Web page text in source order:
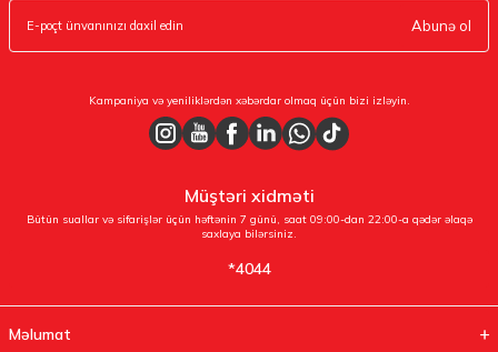
Abunə ol
Kampaniya və yeniliklərdən xəbərdar olmaq üçün bizi izləyin.
Müştəri xidməti
Bütün suallar və sifarişlər üçün həftənin 7 günü, saat 09:00-dan 22:00-a qədər əlaqə
saxlaya bilərsiniz.
*4044
Məlumat